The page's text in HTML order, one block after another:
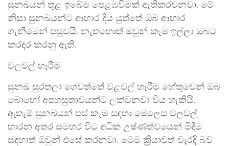
සුනඛයන් තුළ ඉබේම පෙළඹවීමක් ඇතිකරවනවා. මේ
නිසා සුනඛයන්ට ආහාර දිය යුත්තේ ඔබ ආහාර
ගැනීමෙන් පසුවයි. නැතහොත් ඔවුන් කෑම ඉල්ලා ඔබට
කරදර කරනු ඇති.
වලවල් හෑරීම
සුනඛ සුරතලා ගෙවත්තේ වළවල් හෑරීම හේතුවෙන් ඔබ
බොහෝ අපහසුතාවයන්ට ලක්වනවා විය හැකියි.
ඇතැම් සුනඛයන් පස් කෑම සඳහා මෙලෙස වලවල්
හාරන අතර සමහර විට අධික උෂ්ණත්වයෙන් මිදීම
සඳහාත් ඔවුන් එසේ කරනවා. මෙම ක්‍රියාවත් වැරදි බව